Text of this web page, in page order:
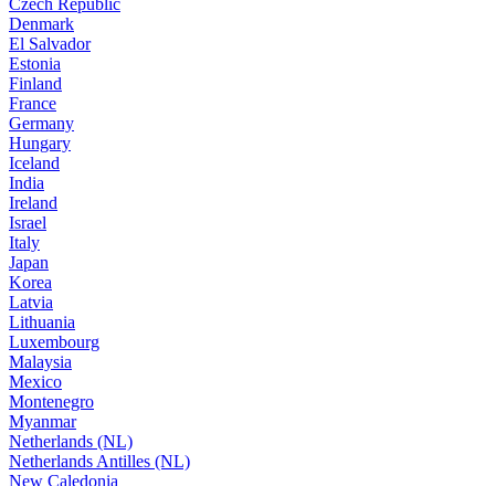
Denmark
El Salvador
Estonia
Finland
France
Germany
Hungary
Iceland
India
Ireland
Israel
Italy
Japan
Korea
Latvia
Lithuania
Luxembourg
Malaysia
Mexico
Montenegro
Myanmar
Netherlands (NL)
Netherlands Antilles (NL)
New Caledonia